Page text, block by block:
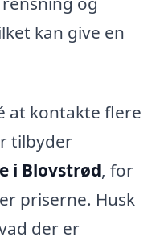
kan give en
at kontakte flere
tilbyder
i Blovstrød, for
priserne. Husk
der er